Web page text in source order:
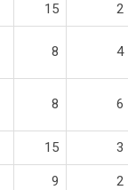
15 2
8 4
8 6
15 3
9 2